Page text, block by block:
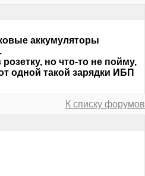
аккумуляторы
но что-то не пойму,
одной такой зарядки ИБП
К списку форумов